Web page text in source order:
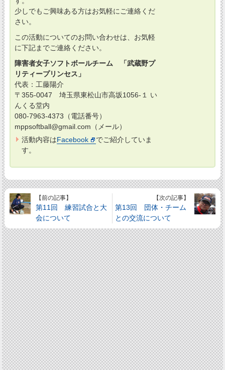
少しでもご興味ある方はお気軽にご連絡くだ
さい。
この活動についてのお問い合わせは、お気軽
に下記までご連絡ください。
障害者女子ソフトボールチーム 「武蔵野プ
リティープリンセス」
代表：工藤陽介
〒355-0047 埼玉県東松山市高坂1056-１ い
んくる堂内
080-7963-4373（電話番号）
mppsoftball@gmail.com（メール）
活動内容はFacebook
でご紹介していま
す。
【前の記事】
第11回 練習試合と大
会について
【次の記事】
第13回 団体・チーム
との交流について